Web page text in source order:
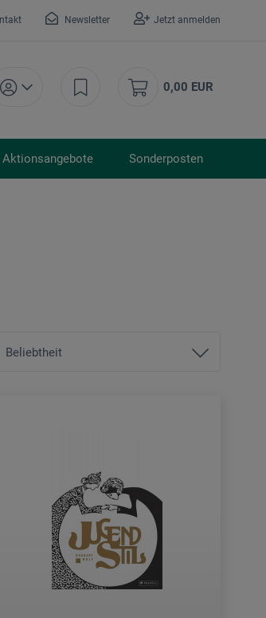
Newsletter Jetzt anmelden
0,00 EUR
Aktionsangebote Sonderposten